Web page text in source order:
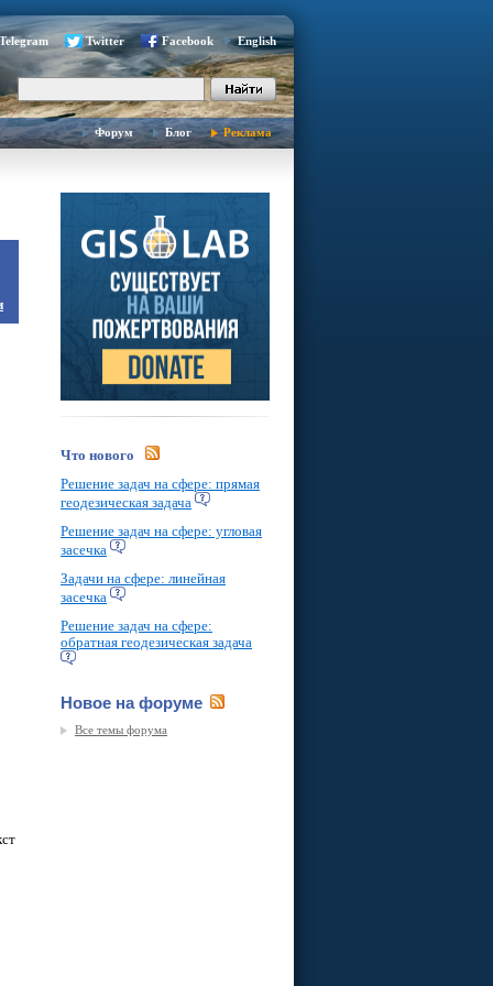
Telegram Twitter Facebook English
Форум Блог Реклама
Что нового
Решение задач на сфере: прямая
геодезическая задача
Решение задач на сфере: угловая
засечка
Задачи на сфере: линейная
засечка
Решение задач на сфере:
обратная геодезическая задача
Новое на форуме
Все темы форума